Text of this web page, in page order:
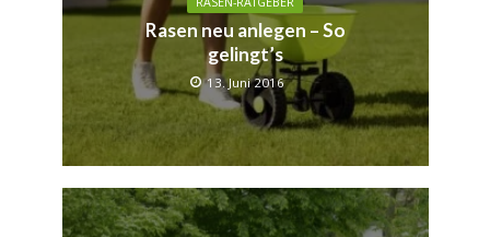
Rasen neu anlegen – So
gelingt’s
13. Juni 2016